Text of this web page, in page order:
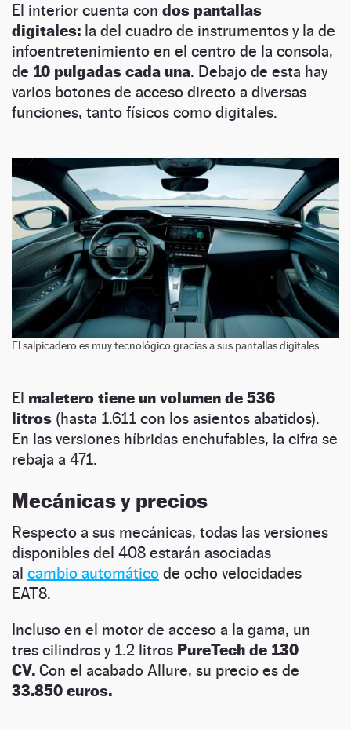
El interior cuenta con dos pantallas
digitales: la del cuadro de instrumentos y la de
infoentretenimiento en el centro de la consola,
de 10 pulgadas cada una. Debajo de esta hay
varios botones de acceso directo a diversas
funciones, tanto físicos como digitales.
El salpicadero es muy tecnológico gracias a sus pantallas digitales.
El maletero tiene un volumen de 536
litros (hasta 1.611 con los asientos abatidos).
En las versiones híbridas enchufables, la cifra se
rebaja a 471.
Mecánicas y precios
Respecto a sus mecánicas, todas las versiones
disponibles del 408 estarán asociadas
al cambio automático de ocho velocidades
EAT8.
Incluso en el motor de acceso a la gama, un
tres cilindros y 1.2 litros PureTech de 130
CV. Con el acabado Allure, su precio es de
33.850 euros.